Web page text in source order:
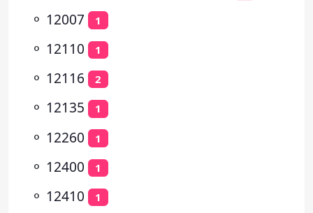
⚬ 12007 1
⚬ 12110 1
⚬ 12116 2
⚬ 12135 1
⚬ 12260 1
⚬ 12400 1
⚬ 12410 1